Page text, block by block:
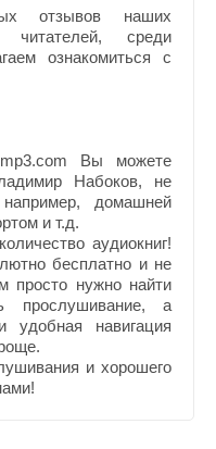
отзывов наших
читателей, среди
ознакомиться с
mp3.com Вы можете
Набоков, не
домашней
и т.д.
аудиокниг!
бесплатно и не
просто нужно найти
прослушивание, а
удобная навигация
и хорошего